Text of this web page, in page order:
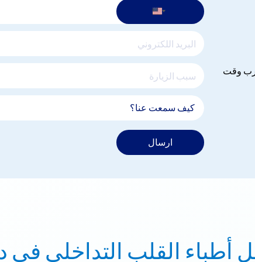
وقت
ارسال
أطباء القلب التداخلي في